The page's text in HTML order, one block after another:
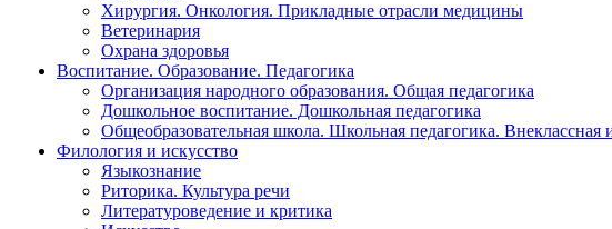
Хирургия. Онкология. Прикладные отрасли медицины
Ветеринария
Охрана здоровья
Воспитание. Образование. Педагогика
Организация народного образования. Общая педагогика
Дошкольное воспитание. Дошкольная педагогика
Общеобразовательная школа. Школьная педагогика. Внеклассная
Филология и искусство
Языкознание
Риторика. Культура речи
Литературоведение и критика